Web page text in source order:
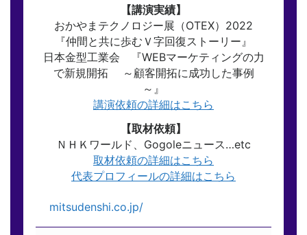
【講演実績】
おかやまテクノロジー展（OTEX）2022
『仲間と共に歩むＶ字回復ストーリー』
日本金型工業会 『WEBマーケティングの力
で新規開拓 ～顧客開拓に成功した事例
～』
講演依頼の詳細はこちら
【取材依頼】
ＮＨＫワールド、Gogoleニュース…etc
取材依頼の詳細はこちら
代表プロフィールの詳細はこちら
mitsudenshi.co.jp/